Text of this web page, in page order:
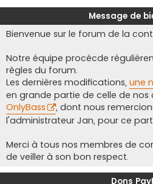
Message de
Bienvenue sur le forum de la
Notre équipe procècde
règles du forum.
Les dernières modifications, une
en grande partie de celle de
OnlyBass
, dont nous
l'administrateur Jan, pour ce
Merci à tous nos membres de
de veiller à son bon respect.
Dons